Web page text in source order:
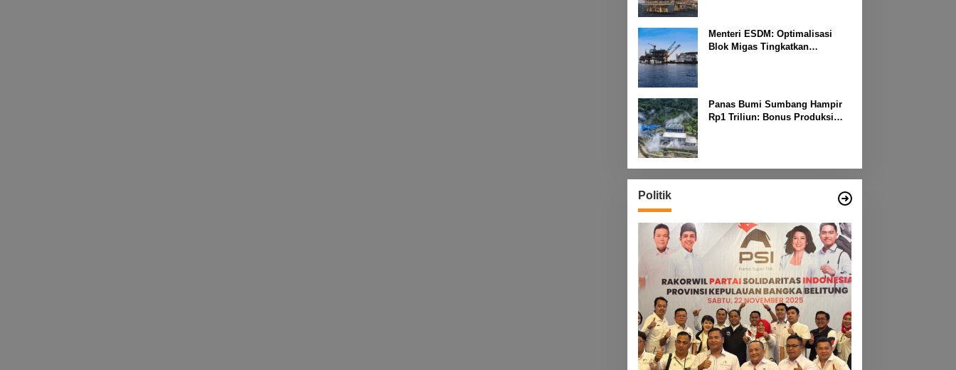
Menteri ESDM: Optimalisasi
Blok Migas Tingkatkan
Panas Bumi Sumbang Hampir
Rp1 Triliun: Bonus Produksi
Politik